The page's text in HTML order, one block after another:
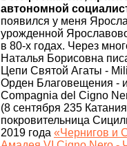
автономной
появился у меня
урожденной
в 80-х годах. Через
Наталья Борисовна
Цепи Святой Агаты -
Орден Благовещения -
Compagnia del Cigno
(8 сентября 235
покровительница
2019 года «Чернигов и